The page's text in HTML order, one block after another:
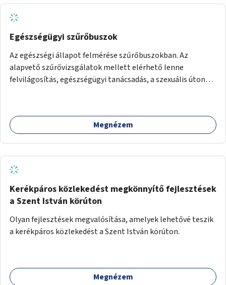
Egészségügyi szűrőbuszok
Az egészségi állapot felmérése szűrőbuszokban. Az
alapvető szűrővizsgálatok mellett elérhető lenne
felvilágosítás, egészségügyi tanácsadás, a szexuális úton
Megnézem
Kerékpáros közlekedést megkönnyítő fejlesztések
a Szent István körúton
Olyan fejlesztések megvalósítása, amelyek lehetővé teszik
a kerékpáros közlekedést a Szent István körúton.
Megnézem